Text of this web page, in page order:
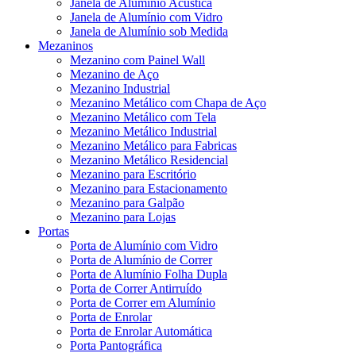
Janela de Alumínio com Vidro
Janela de Alumínio sob Medida
Mezaninos
Mezanino com Painel Wall
Mezanino de Aço
Mezanino Industrial
Mezanino Metálico com Chapa de Aço
Mezanino Metálico com Tela
Mezanino Metálico Industrial
Mezanino Metálico para Fabricas
Mezanino Metálico Residencial
Mezanino para Escritório
Mezanino para Estacionamento
Mezanino para Galpão
Mezanino para Lojas
Portas
Porta de Alumínio com Vidro
Porta de Alumínio de Correr
Porta de Alumínio Folha Dupla
Porta de Correr Antirruído
Porta de Correr em Alumínio
Porta de Enrolar
Porta de Enrolar Automática
Porta Pantográfica